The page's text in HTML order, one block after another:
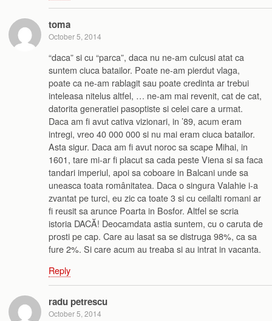
toma
October 5, 2014
“daca” si cu “parca”, daca nu ne-am culcusi atat ca
suntem ciuca batailor. Poate ne-am pierdut vlaga,
poate ca ne-am rablagit sau poate credinta ar trebui
inteleasa nitelus altfel, … ne-am mai revenit, cat de cat,
datorita generatiei pasoptiste si celei care a urmat.
Daca am fi avut cativa vizionari, in ’89, acum eram
intregi, vreo 40 000 000 si nu mai eram ciuca batailor.
Asta sigur. Daca am fi avut noroc sa scape Mihai, in
1601, tare mi-ar fi placut sa cada peste Viena si sa faca
tandari imperiul, apoi sa coboare in Balcani unde sa
uneasca toata românitatea. Daca o singura Valahie i-a
zvantat pe turci, eu zic ca toate 3 si cu ceilalti romani ar
fi reusit sa arunce Poarta in Bosfor. Altfel se scria
istoria DACĂ! Deocamdata astia suntem, cu o caruta de
prosti pe cap. Care au lasat sa se distruga 98%, ca sa
fure 2%. Si care acum au treaba si au intrat in vacanta.
Reply
radu petrescu
October 5, 2014